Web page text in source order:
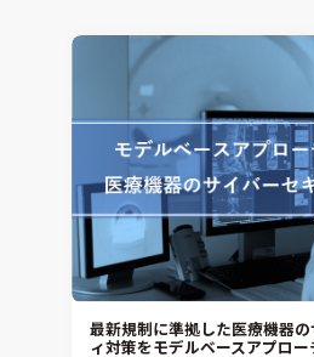
MBDプロセス構築コンサルティ
CAEエンジニアリングコンサル
音響設計
CAE分野におけるAIコンサルテ
システム構築と開発
CONVERGE
SIMULIA Abaqus Unified FEA
Simcenter Flotherm
Simcenter Flotherm XT
Ansys Electronics
DEMITASNX
Simcenter 3D Acoustics
Rocky
CATIA V5 Analysis
最新規制に準拠した医療機器
ィ対策をモデルベースアプロー